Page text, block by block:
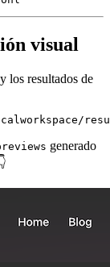
visual
los resultados de
generado